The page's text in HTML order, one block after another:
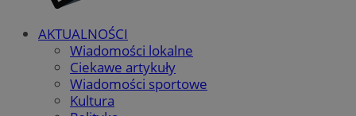
AKTUALNOŚCI
Wiadomości lokalne
Ciekawe artykuły
Wiadomości sportowe
Kultura